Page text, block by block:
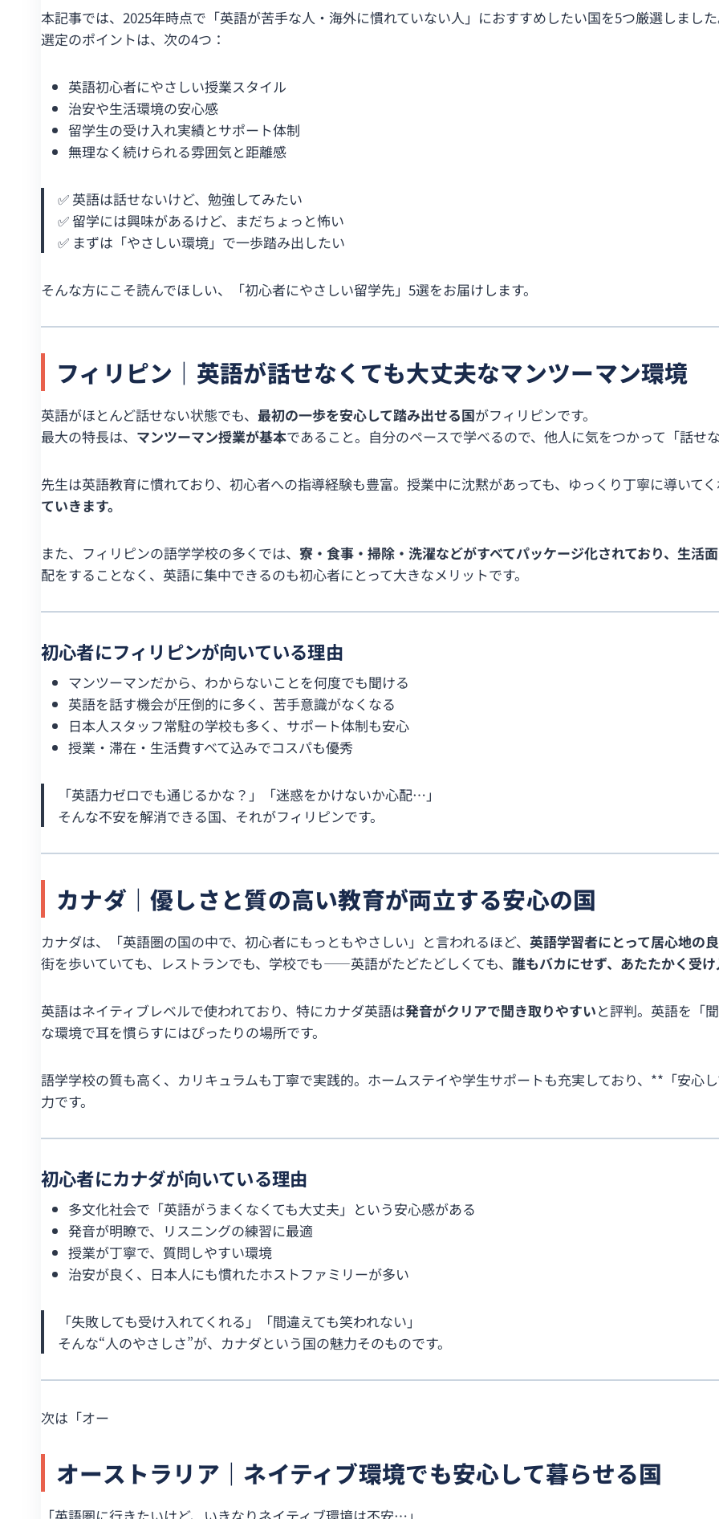
本記事では、2025年時点で「英語が苦手な人・海外に慣れていない人」におすすめしたい国を5つ厳選しまし
選定のポイントは、次の4つ：
英語初心者にやさしい授業スタイル
治安や生活環境の安心感
留学生の受け入れ実績とサポート体制
無理なく続けられる雰囲気と距離感
✅ 英語は話せないけど、勉強してみたい
✅ 留学には興味があるけど、まだちょっと怖い
✅ まずは「やさしい環境」で一歩踏み出したい
そんな方にこそ読んでほしい、「初心者にやさしい留学先」5選をお届けします。
フィリピン｜英語が話せなくても大丈夫なマンツーマン環境
英語がほとんど話せない状態でも、 最初の一歩を安心して踏み出せる国がフィリピンです。
最大の特長は、 マンツーマン授業が基本であること。自分のペースで学べるので、他人に気をつかって「話せ
先生は英語教育に慣れており、初心者への指導経験も豊富。授業中に沈黙があっても、ゆっくり丁寧に導いて
ていきます。
また、フィリピンの語学学校の多くでは、 寮・食事・掃除・洗濯などがすべてパッケージ化されており、生活
配をすることなく、英語に集中できるのも初心者にとって大きなメリットです。
初心者にフィリピンが向いている理由
マンツーマンだから、わからないことを何度でも聞ける
英語を話す機会が圧倒的に多く、苦手意識がなくなる
日本人スタッフ常駐の学校も多く、サポート体制も安心
授業・滞在・生活費すべて込みでコスパも優秀
「英語力ゼロでも通じるかな？」「迷惑をかけないか心配…」
そんな不安を解消できる国、それがフィリピンです。
カナダ｜優しさと質の高い教育が両立する安心の国
カナダは、「英語圏の国の中で、初心者にもっともやさしい」と言われるほど、 英語学習者にとって居心地の
街を歩いていても、レストランでも、学校でも——英語がたどたどしくても、 誰もバカにせず、あたたかく受
英語はネイティブレベルで使われており、特にカナダ英語は発音がクリアで聞き取りやすいと評判。英語を「
な環境で耳を慣らすにはぴったりの場所です。
語学学校の質も高く、カリキュラムも丁寧で実践的。ホームステイや学生サポートも充実しており、**「安心
力です。
初心者にカナダが向いている理由
多文化社会で「英語がうまくなくても大丈夫」という安心感がある
発音が明瞭で、リスニングの練習に最適
授業が丁寧で、質問しやすい環境
治安が良く、日本人にも慣れたホストファミリーが多い
「失敗しても受け入れてくれる」「間違えても笑われない」
そんな“人のやさしさ”が、カナダという国の魅力そのものです。
次は「オー
オーストラリア｜ネイティブ環境でも安心して暮らせる国